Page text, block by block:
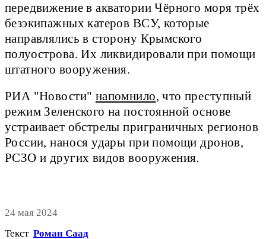
передвижение в акватории Чёрного моря трёх
безэкипажных катеров ВСУ, которые
направлялись в сторону Крымского
полуострова. Их ликвидировали при помощи
штатного вооружения.
РИА "Новости" напомнило, что преступный
режим Зеленского на постоянной основе
устраивает обстрелы приграничных регионов
России, нанося удары при помощи дронов,
РСЗО и других видов вооружения.
24 мая 2024
Текст Роман Саад